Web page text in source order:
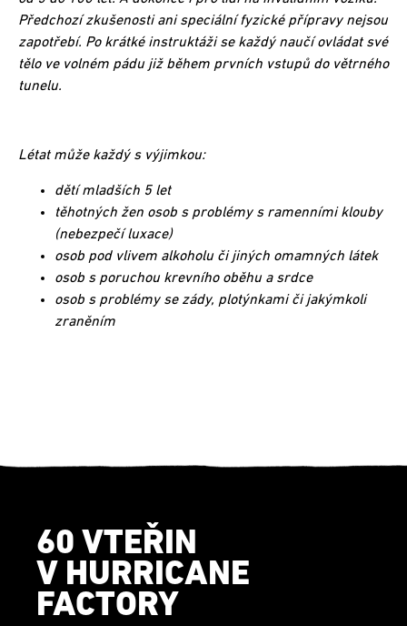
Předchozí zkušenosti ani speciální fyzické přípravy nejsou
zapotřebí. Po krátké instruktáži se každý naučí ovládat své
tělo ve volném pádu již během prvních vstupů do větrného
tunelu.
Létat může každý s výjimkou:
dětí mladších 5 let
těhotných žen osob s problémy s ramenními klouby
(nebezpečí luxace)
osob pod vlivem alkoholu či jiných omamných látek
osob s poruchou krevního oběhu a srdce
osob s problémy se zády, plotýnkami či jakýmkoli
zraněním
60 VTEŘIN
V HURRICANE
FACTORY